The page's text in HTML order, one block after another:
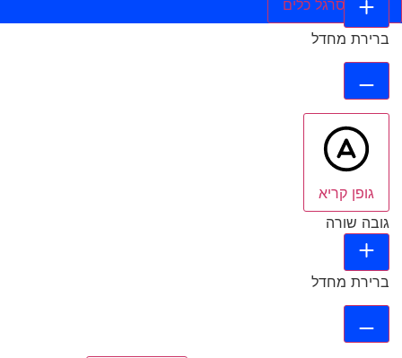
הסתר סרגל כלים
ברירת מחדל
גופן קריא
גובה שורה
ברירת מחדל